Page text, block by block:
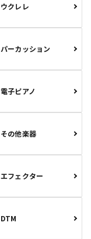
ウクレレ
パーカッション
電子ピアノ
その他楽器
エフェクター
DTM